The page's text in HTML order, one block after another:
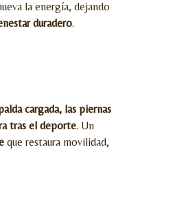
la energía, dejando
duradero.
cargada, las piernas
tras el deporte. Un
que restaura movilidad,